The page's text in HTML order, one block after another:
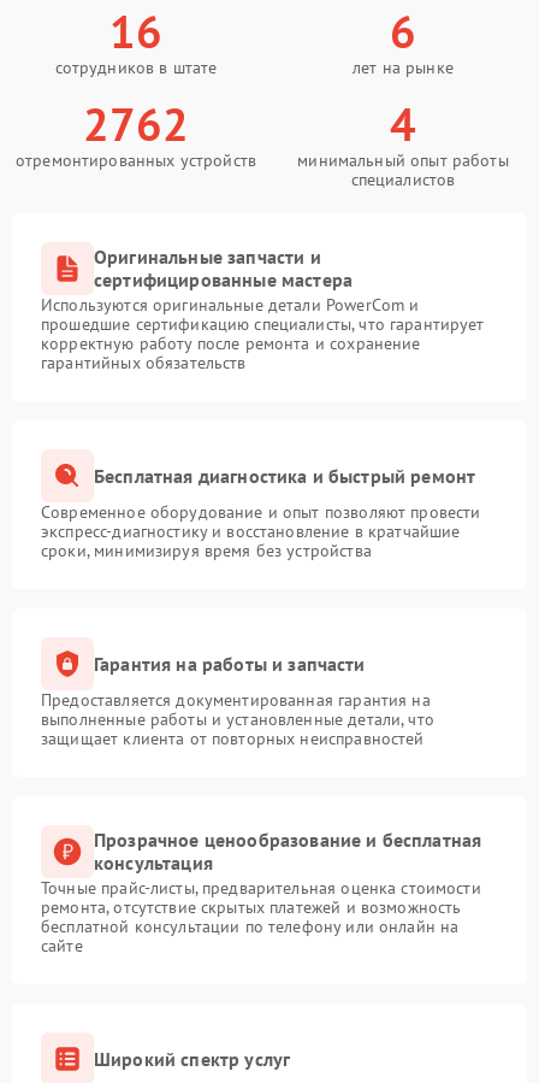
16
сотрудников в штате
6
лет на рынке
2762
отремонтированных устройств
4
минимальный опыт работы
специалистов
Оригинальные запчасти и
сертифицированные мастера
Используются оригинальные детали PowerCom и
прошедшие сертификацию специалисты, что гарантирует
корректную работу после ремонта и сохранение
гарантийных обязательств
Бесплатная диагностика и быстрый ремонт
Современное оборудование и опыт позволяют провести
экспресс-диагностику и восстановление в кратчайшие
сроки, минимизируя время без устройства
Гарантия на работы и запчасти
Предоставляется документированная гарантия на
выполненные работы и установленные детали, что
защищает клиента от повторных неисправностей
Прозрачное ценообразование и бесплатная
консультация
Точные прайс-листы, предварительная оценка стоимости
ремонта, отсутствие скрытых платежей и возможность
бесплатной консультации по телефону или онлайн на
сайте
Широкий спектр услуг